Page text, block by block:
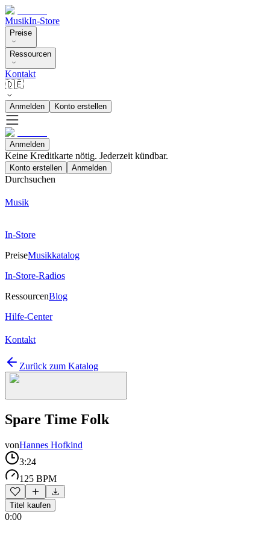
MusikIn-Store
Preise
Ressourcen
Kontakt
🇩🇪
Anmelden Konto erstellen
Anmelden
Keine Kreditkarte nötig. Jederzeit kündbar.
Konto erstellen Anmelden
Durchsuchen
Musik
In-Store
PreiseMusikkatalog
In-Store-Radios
RessourcenBlog
Hilfe-Center
Kontakt
Zurück zum Katalog
Spare Time Folk
vonHannes Hofkind
3:24
125 BPM
Titel kaufen
0:00